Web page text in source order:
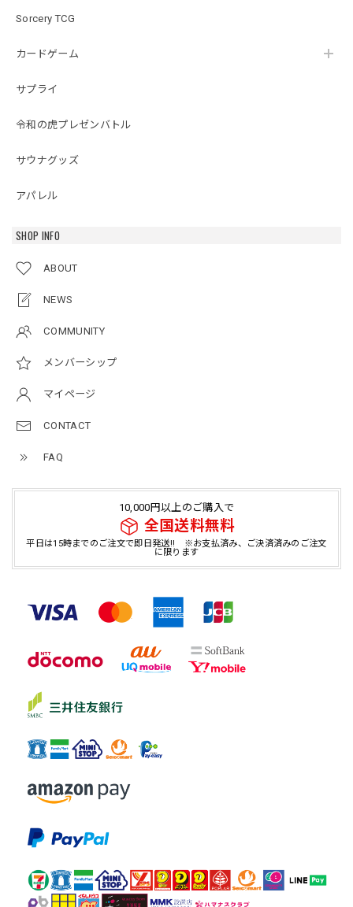
Sorcery TCG
カードゲーム
サプライ
令和の虎プレゼンバトル
サウナグッズ
アパレル
SHOP INFO
ABOUT
NEWS
COMMUNITY
メンバーシップ
マイページ
CONTACT
FAQ
10,000円以上のご購入で
全国送料無料
平日は15時までのご注文で即日発送!! ※お支払済み、ご決済済みのご注文
に限ります